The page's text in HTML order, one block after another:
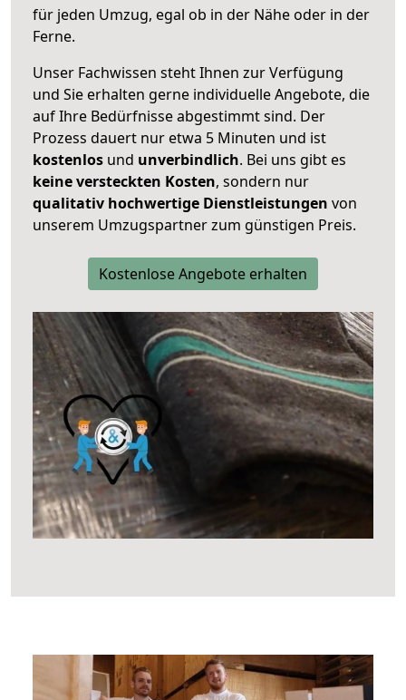
für jeden Umzug, egal ob in der Nähe oder in der
Ferne.
Unser Fachwissen steht Ihnen zur Verfügung
und Sie erhalten gerne individuelle Angebote, die
auf Ihre Bedürfnisse abgestimmt sind. Der
Prozess dauert nur etwa 5 Minuten und ist
kostenlos und unverbindlich. Bei uns gibt es
keine versteckten Kosten, sondern nur
qualitativ hochwertige Dienstleistungen von
unserem Umzugspartner zum günstigen Preis.
Kostenlose Angebote erhalten